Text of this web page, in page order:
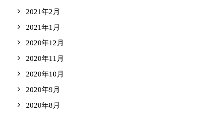
2021年2月
2021年1月
2020年12月
2020年11月
2020年10月
2020年9月
2020年8月